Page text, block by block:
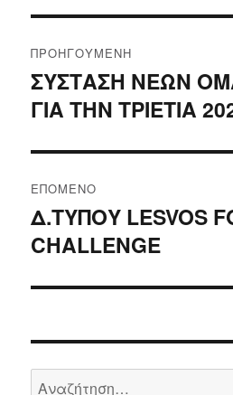
άρθρων
ΠΡΟΗΓΟΎΜΕΝΗ
Προηγούμενο
άρθρο:
ΣΥΣΤΑΣΗ ΝΕΩΝ
ΓΙΑ ΤΗΝ ΤΡΙΕΤΙΑ
ΕΠΌΜΕΝΟ
Επόμενο
άρθρο:
Δ.ΤΥΠΟΥ LESVOS
CHALLENGE
Αναζήτηση